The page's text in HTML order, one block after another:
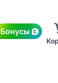
Бонусы